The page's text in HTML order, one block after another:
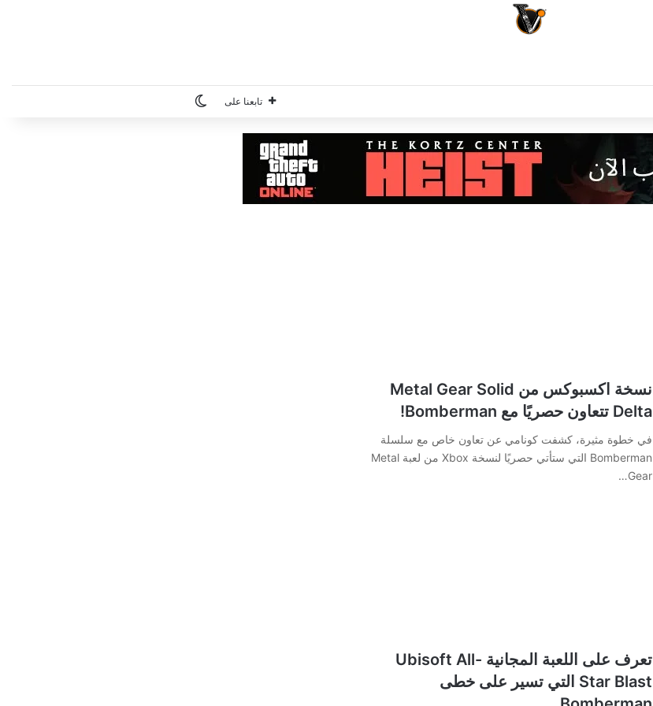
تابعنا على الوضع المظلم
نسخة اكسبوكس من Metal Gear Solid
Delta تتعاون حصريًا مع Bomberman!
في خطوة مثيرة، كشفت كونامي عن تعاون خاص مع سلسلة
Bomberman التي ستأتي حصريًا لنسخة Xbox من لعبة Metal
Gear…
تعرف على اللعبة المجانية Ubisoft All-
Star Blast التي تسير على خطى